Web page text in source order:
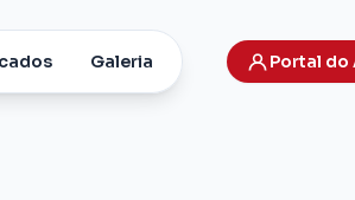
Galeria Portal do